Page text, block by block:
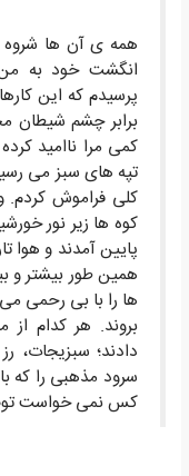
همه ی آن ها شروه
انگشت خود به
پرسیدم که این
برابر چشم شیطان
کمی مرا ناامید
تپه های سبز می
کلی فراموش کردم.
کوه ها زیر نور
پایین آمدند و هوا
همین طور بیشتر
ها را با بی رحمی
بروند. هر کدام
دادند؛
سرود مذهبی را که
کس نمی خواست